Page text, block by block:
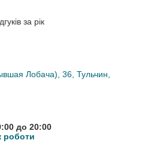
за рік
Лобача), 36, Тульчин,
до 20:00
роботи